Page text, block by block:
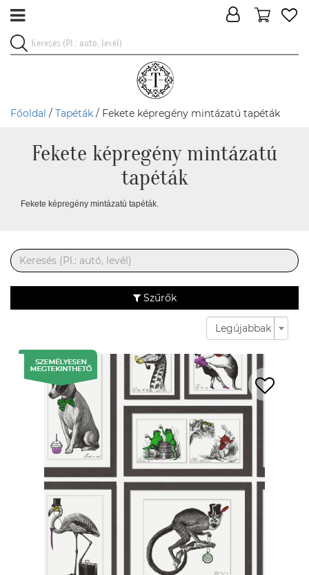
Főoldal / Tapéták / Fekete képregény mintázatú tapéták
Fekete képregény mintázatú
tapéták
Fekete képregény mintázatú tapéták.
Szűrők
Legújabbak